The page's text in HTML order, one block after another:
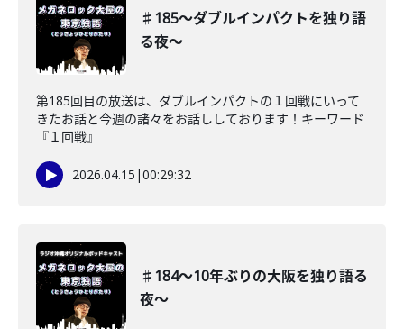
♯185〜ダブルインパクトを独り語
る夜〜
第185回目の放送は、ダブルインパクトの１回戦にいって
きたお話と今週の諸々をお話ししております！キーワード
『１回戦』
2026.04.15 |00:29:32
♯184〜10年ぶりの大阪を独り語る
夜〜